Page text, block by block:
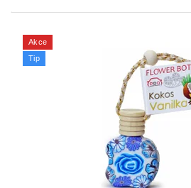
Akce
Tip